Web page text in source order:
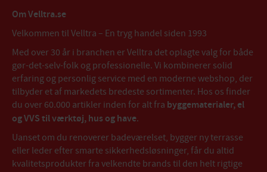
Om Velltra.se
Velkommen til Velltra – En tryg handel siden 1993
Med over 30 år i branchen er Velltra det oplagte valg for både
gør-det-selv-folk og professionelle. Vi kombinerer solid
erfaring og personlig service med en moderne webshop, der
tilbyder et af markedets bredeste sortimenter. Hos os finder
du over 60.000 artikler inden for alt fra byggematerialer, el
og VVS til værktøj, hus og have.
Uanset om du renoverer badeværelset, bygger ny terrasse
eller leder efter smarte sikkerhedsløsninger, får du altid
kvalitetsprodukter fra velkendte brands til den helt rigtige